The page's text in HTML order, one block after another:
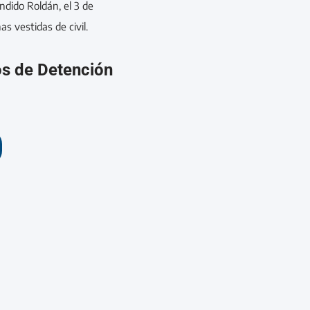
Roldán, el 3 de
vestidas de civil.
de Detención